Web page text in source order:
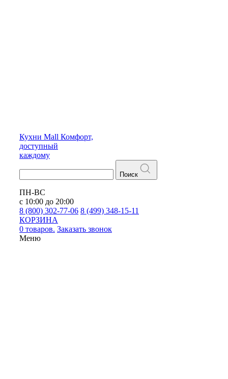
Кухни Mall Комфорт,
доступный
каждому
Поиск
ПН-ВС
с 10:00 до 20:00
8 (800) 302-77-06 8 (499) 348-15-11
КОРЗИНА
0 товаров. Заказать звонок
Меню